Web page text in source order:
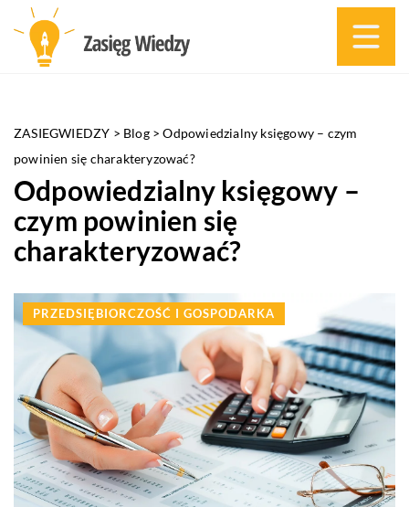
ZASIEGWIEDZY > Blog>Odpowiedzialny księgowy – czym
powinien się charakteryzować?
Odpowiedzialny księgowy –
czym powinien się
charakteryzować?
PRZEDSIĘBIORCZOŚĆ I GOSPODARKA